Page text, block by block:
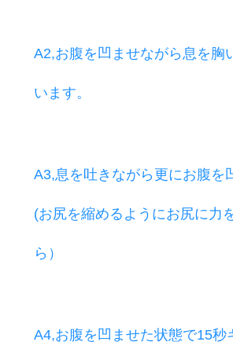
A2,お腹を凹ませながら息を胸
います。
A3,息を吐きながら更にお腹を
(お尻を縮めるようにお尻に力
ら）
A4,お腹を凹ませた状態で15秒